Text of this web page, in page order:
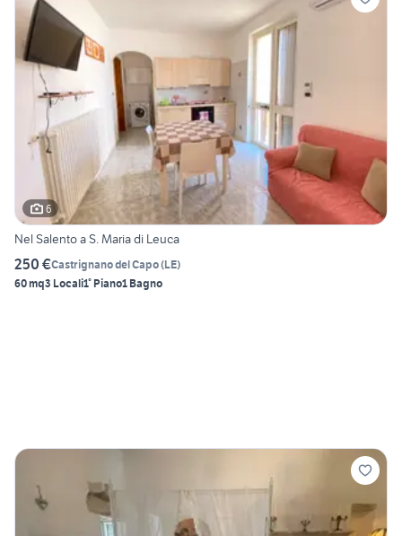
6
Nel Salento a S. Maria di Leuca
250 €Castrignano del Capo(LE)
60 mq3 Locali1° Piano1 Bagno